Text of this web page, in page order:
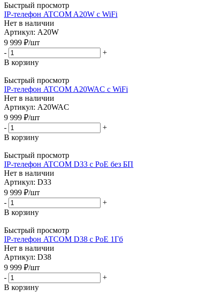
Быстрый просмотр
IP-телефон ATCOM A20W c WiFi
Нет в наличии
Артикул: A20W
9 999 ₽/шт
-
+
В корзину
Быстрый просмотр
IP-телефон ATCOM A20WAC c WiFi
Нет в наличии
Артикул: A20WAC
9 999 ₽/шт
-
+
В корзину
Быстрый просмотр
IP-телефон ATCOM D33 с PoE без БП
Нет в наличии
Артикул: D33
9 999 ₽/шт
-
+
В корзину
Быстрый просмотр
IP-телефон ATCOM D38 с PoE 1Гб
Нет в наличии
Артикул: D38
9 999 ₽/шт
-
+
В корзину